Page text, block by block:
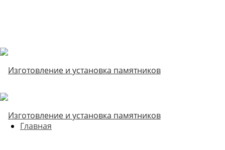
Главная